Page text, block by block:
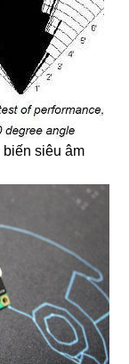
biến siêu âm